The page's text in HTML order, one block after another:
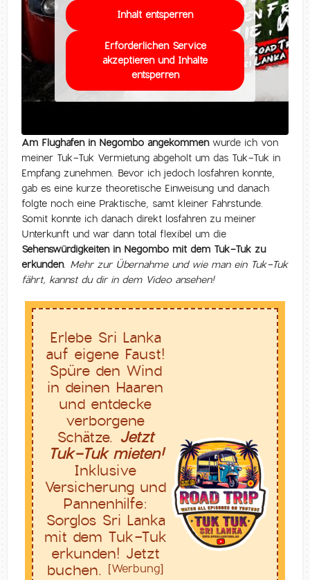
Inhalt entsperren
Erforderlichen Service
akzeptieren und Inhalte
entsperren
Am Flughafen in Negombo angekommenwurde ich von
meiner Tuk-Tuk Vermietung abgeholt um das Tuk-Tuk in
Empfang zunehmen. Bevor ich jedoch losfahren konnte,
gab es eine kurze theoretische Einweisung und danach
folgte noch eine Praktische, samt kleiner Fahrstunde.
Somit konnte ich danach direkt losfahren zu meiner
Unterkunft und war dann total flexibel um die
Sehenswürdigkeiten in Negombo mit dem Tuk-Tuk zu
erkunden. Mehr zur Übernahme und wie man ein Tuk-Tuk
fährt, kannst du dir in dem Video ansehen!
Erlebe Sri Lanka
auf eigene Faust!
Spüre den Wind
in deinen Haaren
und entdecke
verborgene
Schätze. Jetzt
Tuk-Tuk mieten!
Inklusive
Versicherung und
Pannenhilfe:
Sorglos Sri Lanka
mit dem Tuk-Tuk
erkunden! Jetzt
buchen. [Werbung]